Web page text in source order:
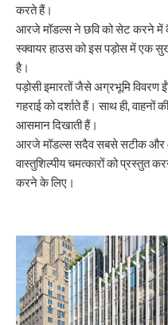
करते हैं।
आरजे मॉडल्स ने छवि को सेट करने में
स्क्वायर हाउस को इस पड़ोस में एक
है।
पड़ोसी इमारतों जैसे अग्रभूमि विवरण
गहराई को दर्शाते हैं। साथ ही,
आसमान दिखाती हैं।
आरजे मॉडल्स सदैव सबसे सटीक और
वास्तुशिल्पीय चमत्कारों को प्रस्तुत
करने के लिए।